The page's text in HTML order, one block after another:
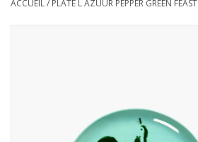
ACCUEIL/ PLATE L AZUUR PEPPER GREEN FEAST